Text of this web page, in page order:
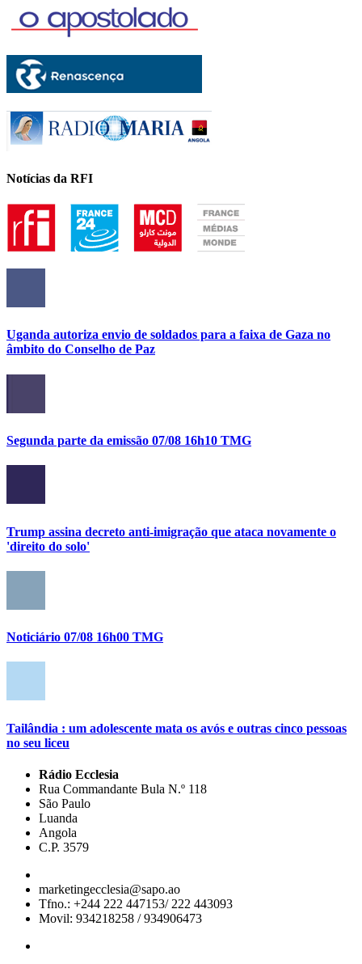
Notícias da RFI
Uganda autoriza envio de soldados para a faixa de Gaza no
âmbito do Conselho de Paz
Segunda parte da emissão 07/08 16h10 TMG
Trump assina decreto anti-imigração que ataca novamente o
'direito do solo'
Noticiário 07/08 16h00 TMG
Tailândia : um adolescente mata os avós e outras cinco pessoas
no seu liceu
Rádio Ecclesia
Rua Commandante Bula N.º 118
São Paulo
Luanda
Angola
C.P. 3579
marketingecclesia@sapo.ao
Tfno.: +244 222 447153/ 222 443093
Movil: 934218258 / 934906473